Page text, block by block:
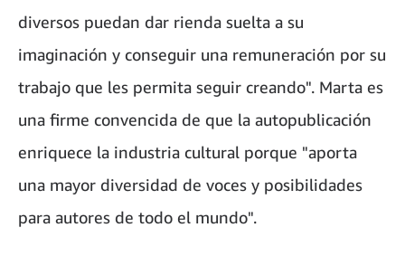
diversos puedan dar rienda suelta a su
imaginación y conseguir una remuneración por su
trabajo que les permita seguir creando". Marta es
una firme convencida de que la autopublicación
enriquece la industria cultural porque "aporta
una mayor diversidad de voces y posibilidades
para autores de todo el mundo".